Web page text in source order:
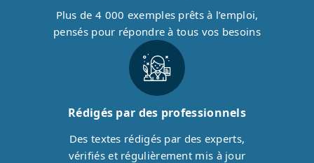
Plus de 4 000 exemples prêts à l’emploi,
pensés pour répondre à tous vos besoins
Rédigés par des professionnels
Des textes rédigés par des experts,
vérifiés et régulièrement mis à jour